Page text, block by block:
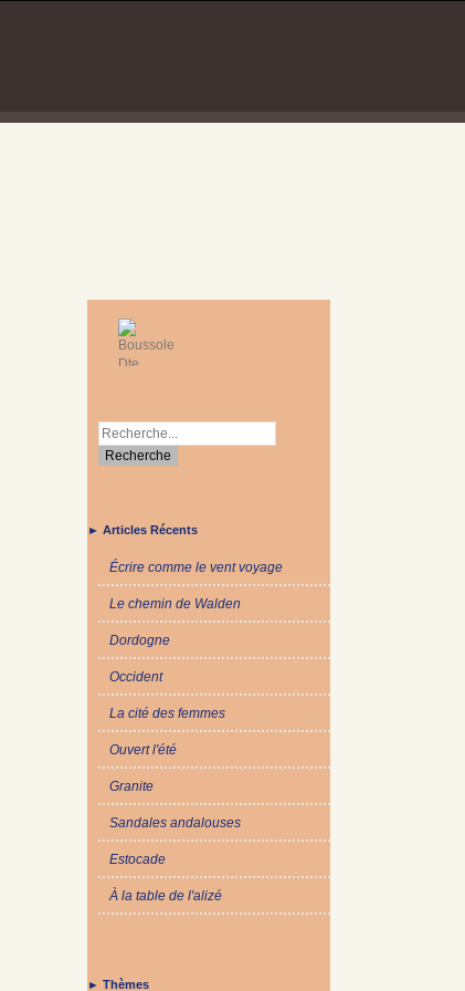
► Articles Récents
Écrire comme le vent voyage
Le chemin de Walden
Dordogne
Occident
La cité des femmes
Ouvert l'été
Granite
Sandales andalouses
Estocade
À la table de l'alizé
► Thèmes